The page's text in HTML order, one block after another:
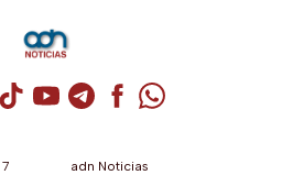
de X / Twitter (se abre en una
de Instagram (se abre en una
Cuenta de TikTok (se abre en
Cuenta de YouTube (se abre
Cuenta de Telegram (se
Cuenta de
Cuenta de
adn Noticias